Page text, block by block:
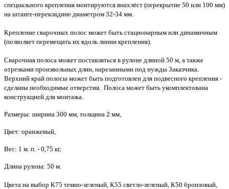
специального крепления монтируются внахлёст (перекрытие 50 или 100 мм)
на штанге-перекладине диаметром 32-34 мм.
Крепление сварочных полос может быть стационарным или динамичным
(позволяет перемещать их вдоль линии крепления).
Сварочная полоса может поставляться в рулоне длиной 50 м, а также
отрезками произвольных длин, нарезанными под нужды Заказчика.
Верхний край полосы может быть подготовлен для подвесного крепления -
сделаны необходимые отверстия. Полоса может быть укомплектована
конструкцией для монтажа.
Размеры: ширина 300 мм, толщина 2 мм,
Цвет: оранжевый,
Вес: 1 м. п. - 0,75 кг,
Длина рулона: 50 м.
Цвета на выбор К75 темно-зеленый, К55 светло-зеленый, К50 бронзовый,